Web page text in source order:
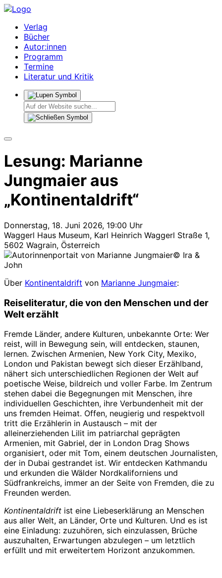
Verlag
Bücher
Autor:innen
Programm
Termine
Literatur und Kritik
Lesung: Marianne
Jungmaier aus
„Kontinentaldrift“
Donnerstag, 18. Juni 2026, 19:00 Uhr
Waggerl Haus Museum, Karl Heinrich Waggerl Straße 1,
5602 Wagrain, Österreich
© Ira &
John
Über Kontinentaldrift von Marianne Jungmaier:
Reiseliteratur, die von den Menschen und der
Welt erzählt
Fremde Länder, andere Kulturen, unbekannte Orte: Wer
reist, will in Bewegung sein, will entdecken, staunen,
lernen. Zwischen Armenien, New York City, Mexiko,
London und Pakistan bewegt sich dieser Erzählband,
nähert sich unterschiedlichen Regionen der Welt auf
poetische Weise, bildreich und voller Farbe. Im Zentrum
stehen dabei die Begegnungen mit Menschen, ihre
individuellen Geschichten, ihre Verbundenheit mit der
uns fremden Heimat. Offen, neugierig und respektvoll
tritt die Erzählerin in Austausch – mit der
alleinerziehenden Lilit im patriarchal geprägten
Armenien, mit Gabriel, der in London Drag Shows
organisiert, oder mit Tom, einem deutschen Journalisten,
der in Dubai gestrandet ist. Wir entdecken Kathmandu
und erkunden die Wälder Nordkaliforniens und
Südfrankreichs, immer an der Seite von Fremden, die zu
Freunden werden.
Kontinentaldrift ist eine Liebeserklärung an Menschen
aus aller Welt, an Länder, Orte und Kulturen. Und es ist
eine Einladung: zuzuhören, sich einzulassen, Brüche
auszuhalten, Erwartungen abzulegen – um letztlich
erfüllt und mit erweitertem Horizont anzukommen.